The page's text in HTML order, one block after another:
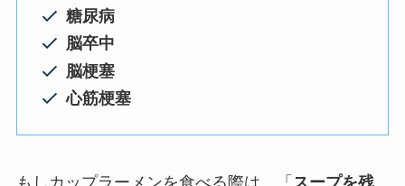
糖尿病
脳卒中
脳梗塞
心筋梗塞